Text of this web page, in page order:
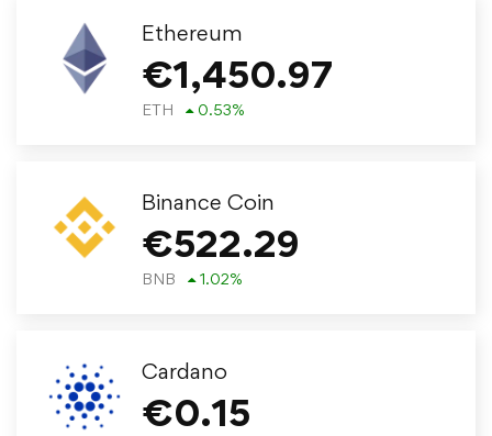
Ethereum
€1,450.97
ETH 0.53%
Binance Coin
€522.29
BNB 1.02%
Cardano
€0.15